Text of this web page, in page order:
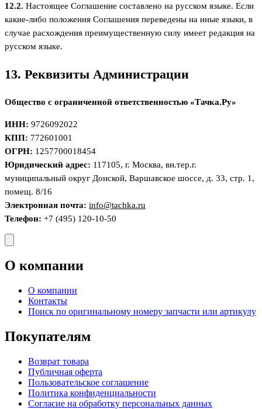
12.2. Настоящее Соглашение составлено на русском языке. Если
какие-либо положения Соглашения переведены на иные языки, в
случае расхождения преимущественную силу имеет редакция на
русском языке.
13. Реквизиты Администрации
Общество с ограниченной ответственностью «Тачка.Ру»
ИНН: 9726092022
КПП: 772601001
ОГРН: 1257700018454
Юридический адрес: 117105, г. Москва, вн.тер.г.
муниципальный округ Донской, Варшавское шоссе, д. 33, стр. 1,
помещ. 8/16
Электронная почта: info@tachka.ru
Телефон: +7 (495) 120-10-50
О компании
О компании
Контакты
Поиск по оригинальному номеру запчасти или артикулу
Покупателям
Возврат товара
Публичная оферта
Пользовательское соглашение
Политика конфиденциальности
Согласие на обработку персональных данных